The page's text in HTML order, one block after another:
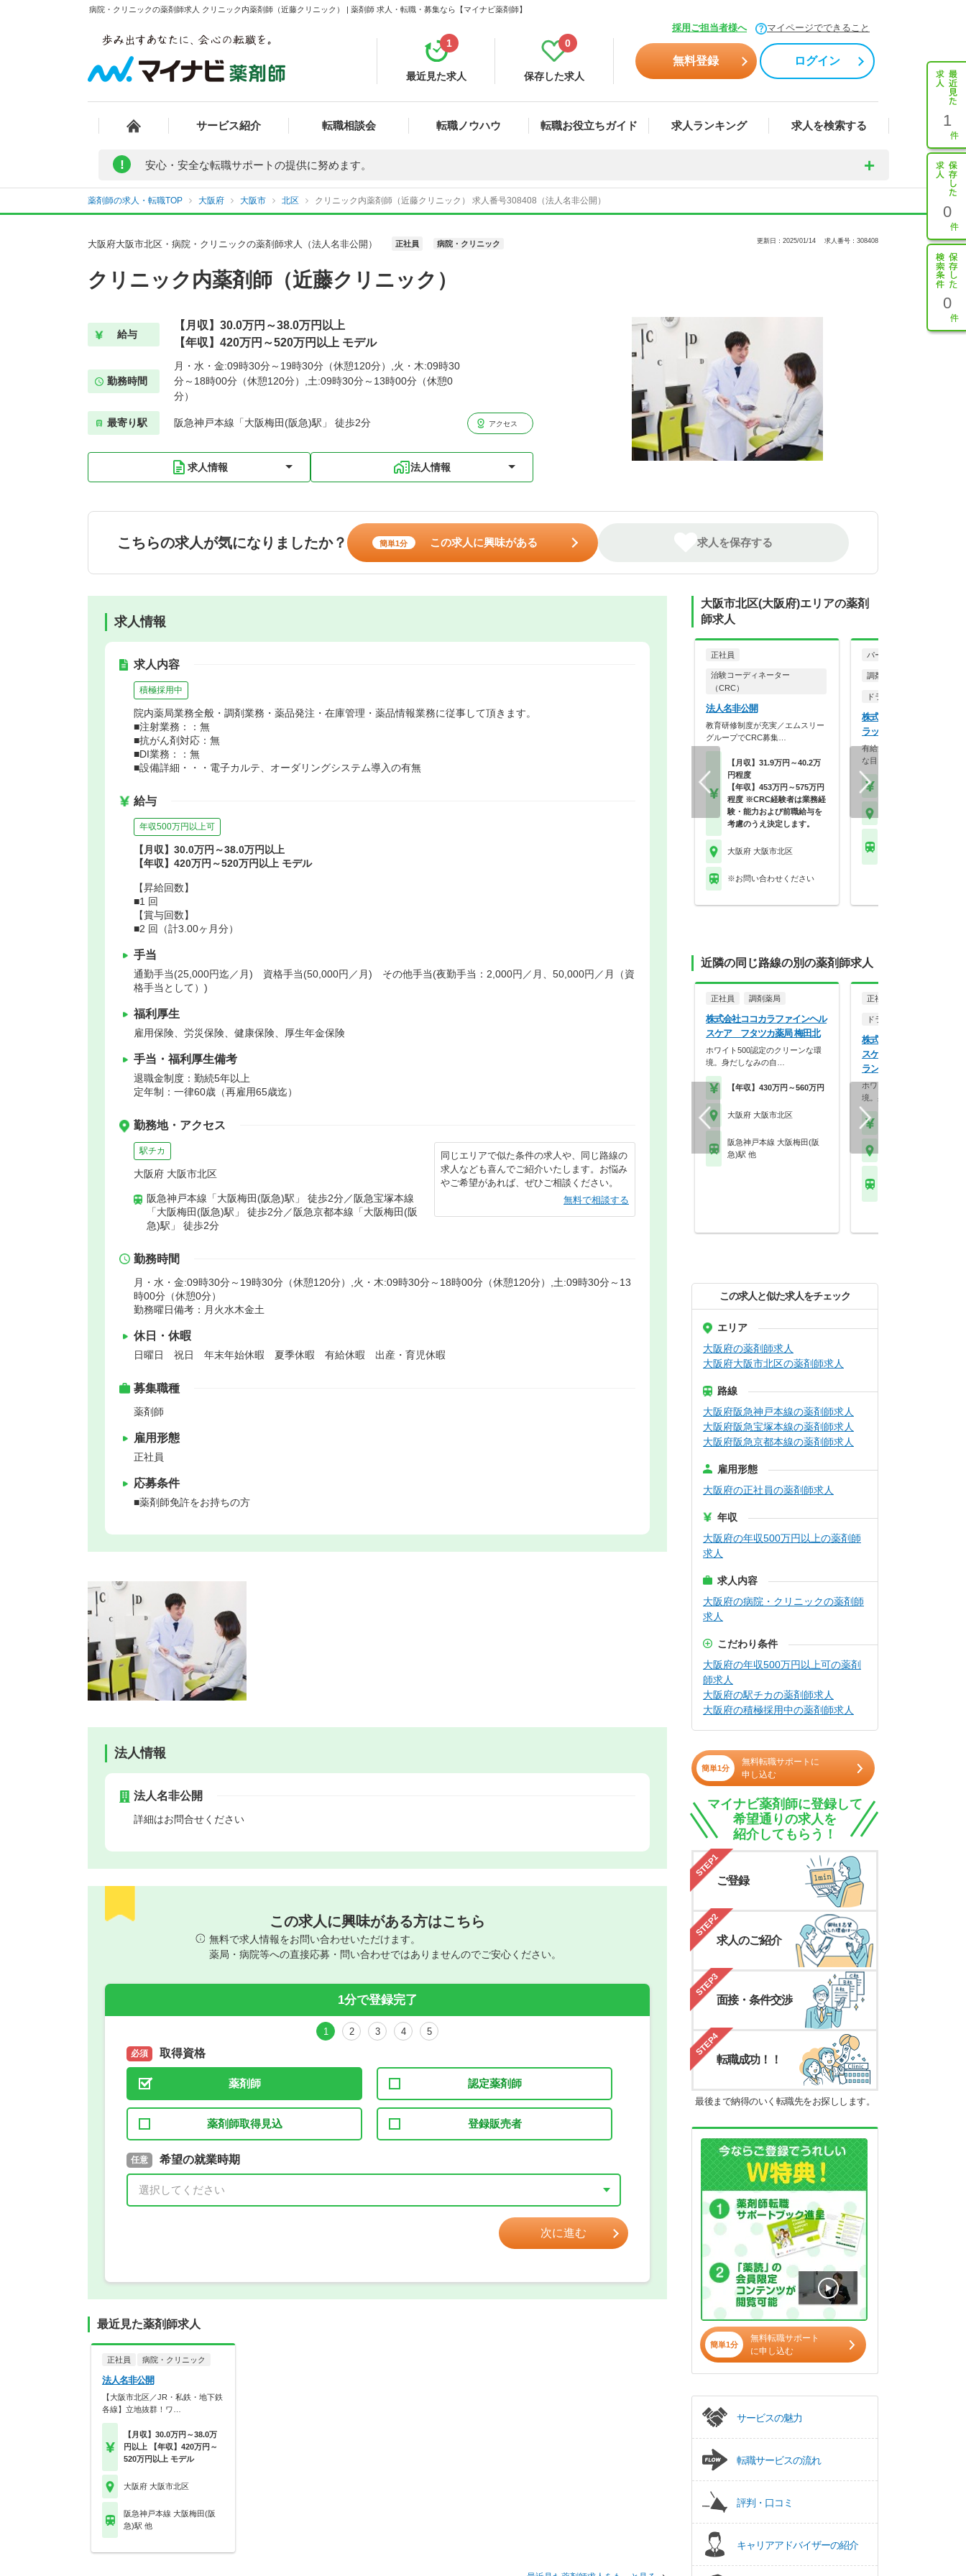
病院・クリニックの薬剤師求人 クリニック内薬剤師（近藤クリニック） | 薬剤師 求人・転職・募集なら【マイナビ薬剤師】
採用ご担当者様へ マイページでできること
最近見た求人
1
保存した求人
0
無料登録 ログイン
サービス紹介 転職相談会 転職ノウハウ 転職お役立ちガイド 求人ランキング 求人を検索する 1
0
0
! 安心・安全な転職サポートの提供に努めます。
薬剤師の求人・転職TOP 大阪府 大阪市 北区 クリニック内薬剤師（近藤クリニック） 求人番号308408（法人名非公開）
大阪府大阪市北区・病院・クリニックの薬剤師求人（法人名非公開） 正社員 病院・クリニック 更新日：2025/01/14 求人番号：308408
クリニック内薬剤師（近藤クリニック）
給与
【月収】30.0万円～38.0万円以上
【年収】420万円～520万円以上 モデル
勤務時間
月・水・金:09時30分～19時30分（休憩120分）,火・木:09時30
分～18時00分（休憩120分）,土:09時30分～13時00分（休憩0
分）
最寄り駅 阪急神戸本線「大阪梅田(阪急)駅」 徒歩2分 アクセス
求人情報 法人情報
こちらの求人が気になりましたか？ 簡単1分 この求人に興味がある 求人を保存する
求人情報
求人内容
積極採用中
院内薬局業務全般・調剤業務・薬品発注・在庫管理・薬品情報業務に従事して頂きます。
■注射業務：：無
■抗がん剤対応：無
■DI業務：：無
■設備詳細・・・電子カルテ、オーダリングシステム導入の有無
給与
年収500万円以上可
【月収】30.0万円～38.0万円以上
【年収】420万円～520万円以上 モデル
【昇給回数】
■1 回
【賞与回数】
■2 回（計3.00ヶ月分）
手当
通勤手当(25,000円迄／月) 資格手当(50,000円／月) その他手当(夜勤手当：2,000円／月、50,000円／月（資
格手当として）)
福利厚生
雇用保険、労災保険、健康保険、厚生年金保険
手当・福利厚生備考
退職金制度：勤続5年以上
定年制：一律60歳（再雇用65歳迄）
勤務地・アクセス
駅チカ
大阪府 大阪市北区
阪急神戸本線「大阪梅田(阪急)駅」 徒歩2分／阪急宝塚本線
「大阪梅田(阪急)駅」 徒歩2分／阪急京都本線「大阪梅田(阪
急)駅」 徒歩2分
同じエリアで似た条件の求人や、同じ路線の
求人なども喜んでご紹介いたします。お悩み
やご希望があれば、ぜひご相談ください。
無料で相談する
勤務時間
月・水・金:09時30分～19時30分（休憩120分）,火・木:09時30分～18時00分（休憩120分）,土:09時30分～13
時00分（休憩0分）
勤務曜日備考：月火水木金土
休日・休暇
日曜日 祝日 年末年始休暇 夏季休暇 有給休暇 出産・育児休暇
募集職種
薬剤師
雇用形態
正社員
応募条件
■薬剤師免許をお持ちの方
法人情報
法人名非公開
詳細はお問合せください
この求人に興味がある方はこちら
無料で求人情報をお問い合わせいただけます。
薬局・病院等への直接応募・問い合わせではありませんのでご安心ください。
1分で登録完了
1 2 3 4 5
必須 取得資格
薬剤師 認定薬剤師
薬剤師取得見込 登録販売者
必須 取得予定年
年 3月
任意 希望の就業時期
希望の働き方
正社員
次に進む
最近見た薬剤師求人
正社員 病院・クリニック
法人名非公開
【大阪市北区／JR・私鉄・地下鉄
各線】立地抜群！ワ…
【月収】30.0万円～38.0万
円以上 【年収】420万円～
520万円以上 モデル
大阪府 大阪市北区
阪急神戸本線 大阪梅田(阪
急)駅 他
大阪市北区(大阪府)エリアの薬剤
師求人
正社員
治験コーディネーター
（CRC）
法人名非公開
教育研修制度が充実／エムスリー
グループでCRC募集…
【月収】31.9万円～40.2万
円程度
【年収】453万円～575万円
程度 ※CRC経験者は業務経
験・能力および前職給与を
考慮のうえ決定します。
大阪府 大阪市北区
※お問い合わせください
パート・アルバイト
調剤薬局
ドラッグストア（調剤併設
株式会社コクミン コク
ラッグ 天神橋筋六丁目駅
有給消化率トップクラス！残
な目×風通しの良さが…
近隣の同じ路線の別の薬剤師求人
正社員 調剤薬局
株式会社ココカラファインヘル
スケア フタツカ薬局 梅田北
ホワイト500認定のクリーンな環
境。身だしなみの自…
【年収】430万円～560万円
大阪府 大阪市北区
阪急神戸本線 大阪梅田(阪
急)駅 他
正社員
ドラッグストア（調剤併設
株式会社ココカラファイ
スケア ココカラファイ
ランフロント大阪店
ホワイト500認定のクリーン
境。身だしなみの自…
この求人と似た求人をチェック
エリア
大阪府の薬剤師求人
大阪府大阪市北区の薬剤師求人
路線
大阪府阪急神戸本線の薬剤師求人
大阪府阪急宝塚本線の薬剤師求人
大阪府阪急京都本線の薬剤師求人
雇用形態
大阪府の正社員の薬剤師求人
年収
大阪府の年収500万円以上の薬剤師
求人
求人内容
大阪府の病院・クリニックの薬剤師
求人
こだわり条件
大阪府の年収500万円以上可の薬剤
師求人
大阪府の駅チカの薬剤師求人
大阪府の積極採用中の薬剤師求人
簡単1分
無料転職サポートに
申し込む
マイナビ薬剤師に登録して
希望通りの求人を
紹介してもらう！
STEP1
ご登録
STEP2
求人のご紹介
STEP3
面接・条件交渉
STEP4
転職成功！！
最後まで納得のいく転職先をお探しします。
簡単1分
無料転職サポート
に申し込む
サービスの魅力
転職サービスの流れ
評判・口コミ
キャリアアドバイザーの紹介